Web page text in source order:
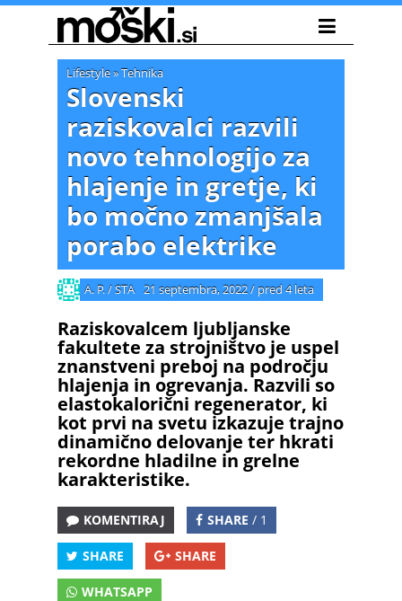
Lifestyle»Tehnika
Slovenski
raziskovalci razvili
novo tehnologijo za
hlajenje in gretje, ki
bo močno zmanjšala
porabo elektrike
A. P. / STA 21 septembra, 2022/ pred 4 leta
Raziskovalcem ljubljanske
fakultete za strojništvo je uspel
znanstveni preboj na področju
hlajenja in ogrevanja. Razvili so
elastokalorični regenerator, ki
kot prvi na svetu izkazuje trajno
dinamično delovanje ter hkrati
rekordne hladilne in grelne
karakteristike.
KOMENTIRAJ SHARE / 1
SHARE SHARE
WHATSAPP